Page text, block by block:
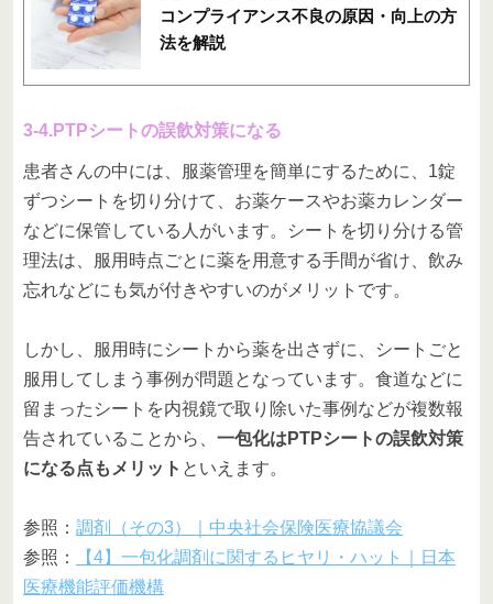
コンプライアンス不良の原因・向上の方
法を解説
3-4.PTPシートの誤飲対策になる
患者さんの中には、服薬管理を簡単にするために、1錠
ずつシートを切り分けて、お薬ケースやお薬カレンダー
などに保管している人がいます。シートを切り分ける管
理法は、服用時点ごとに薬を用意する手間が省け、飲み
忘れなどにも気が付きやすいのがメリットです。
しかし、服用時にシートから薬を出さずに、シートごと
服用してしまう事例が問題となっています。食道などに
留まったシートを内視鏡で取り除いた事例などが複数報
告されていることから、 一包化はPTPシートの誤飲対策
になる点もメリット といえます。
参照： 調剤（その3）｜中央社会保険医療協議会
参照：
【4】一包化調剤に関するヒヤリ・ハット｜日本
医療機能評価機構